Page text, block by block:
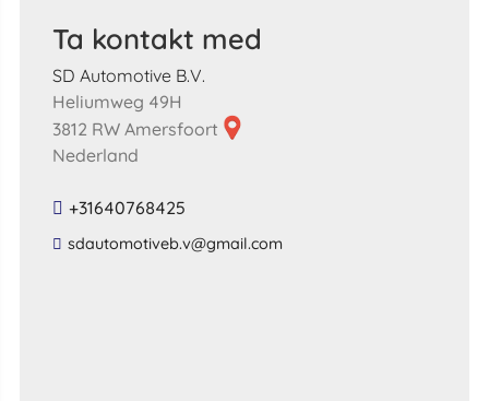
Ta kontakt med
SD Automotive B.V.
Heliumweg 49H
3812 RW Amersfoort
Nederland
+31640768425
​sdautomotiveb​.​v​@​gmail​.​com​